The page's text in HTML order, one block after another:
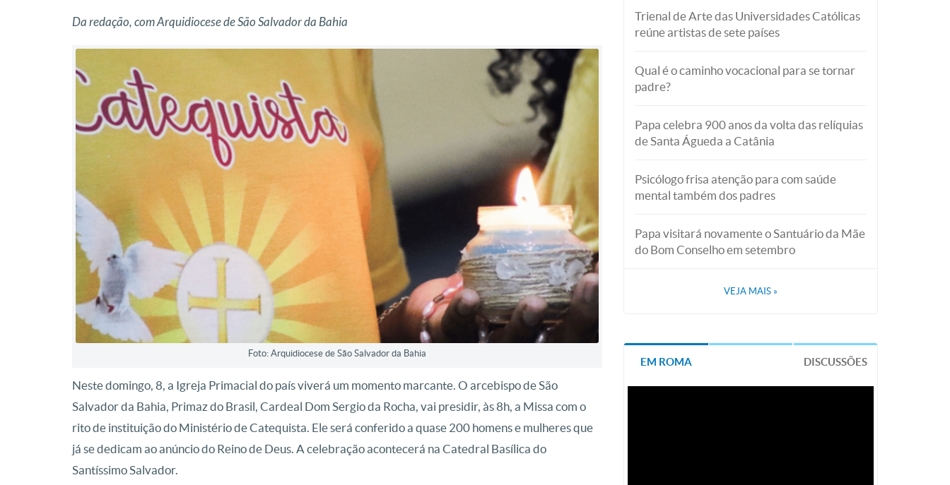
Da redação, com Arquidiocese de São Salvador da Bahia
Foto: Arquidiocese de São Salvador da Bahia
Neste domingo, 8, a Igreja Primacial do país viverá um momento marcante. O arcebispo de São
Salvador da Bahia, Primaz do Brasil, Cardeal Dom Sergio da Rocha, vai presidir, às 8h, a Missa com o
rito de instituição do Ministério de Catequista. Ele será conferido a quase 200 homens e mulheres que
já se dedicam ao anúncio do Reino de Deus. A celebração acontecerá na Catedral Basílica do
Santíssimo Salvador.
Trienal de Arte das Universidades Católicas
reúne artistas de sete países
Qual é o caminho vocacional para se tornar
padre?
Papa celebra 900 anos da volta das relíquias
de Santa Águeda a Catânia
Psicólogo frisa atenção para com saúde
mental também dos padres
Papa visitará novamente o Santuário da Mãe
do Bom Conselho em setembro
VEJA MAIS »
EM ROMA DISCUSSÕES